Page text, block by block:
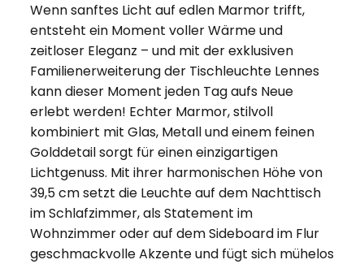
Wenn sanftes Licht auf edlen Marmor trifft,
entsteht ein Moment voller Wärme und
zeitloser Eleganz – und mit der exklusiven
Familienerweiterung der Tischleuchte Lennes
kann dieser Moment jeden Tag aufs Neue
erlebt werden! Echter Marmor, stilvoll
kombiniert mit Glas, Metall und einem feinen
Golddetail sorgt für einen einzigartigen
Lichtgenuss. Mit ihrer harmonischen Höhe von
39,5 cm setzt die Leuchte auf dem Nachttisch
im Schlafzimmer, als Statement im
Wohnzimmer oder auf dem Sideboard im Flur
geschmackvolle Akzente und fügt sich mühelos